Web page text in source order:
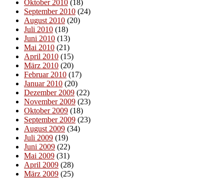
Oktober 2010 (18)
September 2010 (24)
August 2010 (20)
Juli 2010 (18)
Juni 2010 (13)
Mai 2010 (21)
April 2010 (15)
März 2010 (20)
Februar 2010 (17)
Januar 2010 (20)
Dezember 2009 (22)
November 2009 (23)
Oktober 2009 (18)
September 2009 (23)
August 2009 (34)
Juli 2009 (19)
Juni 2009 (22)
Mai 2009 (31)
April 2009 (28)
März 2009 (25)